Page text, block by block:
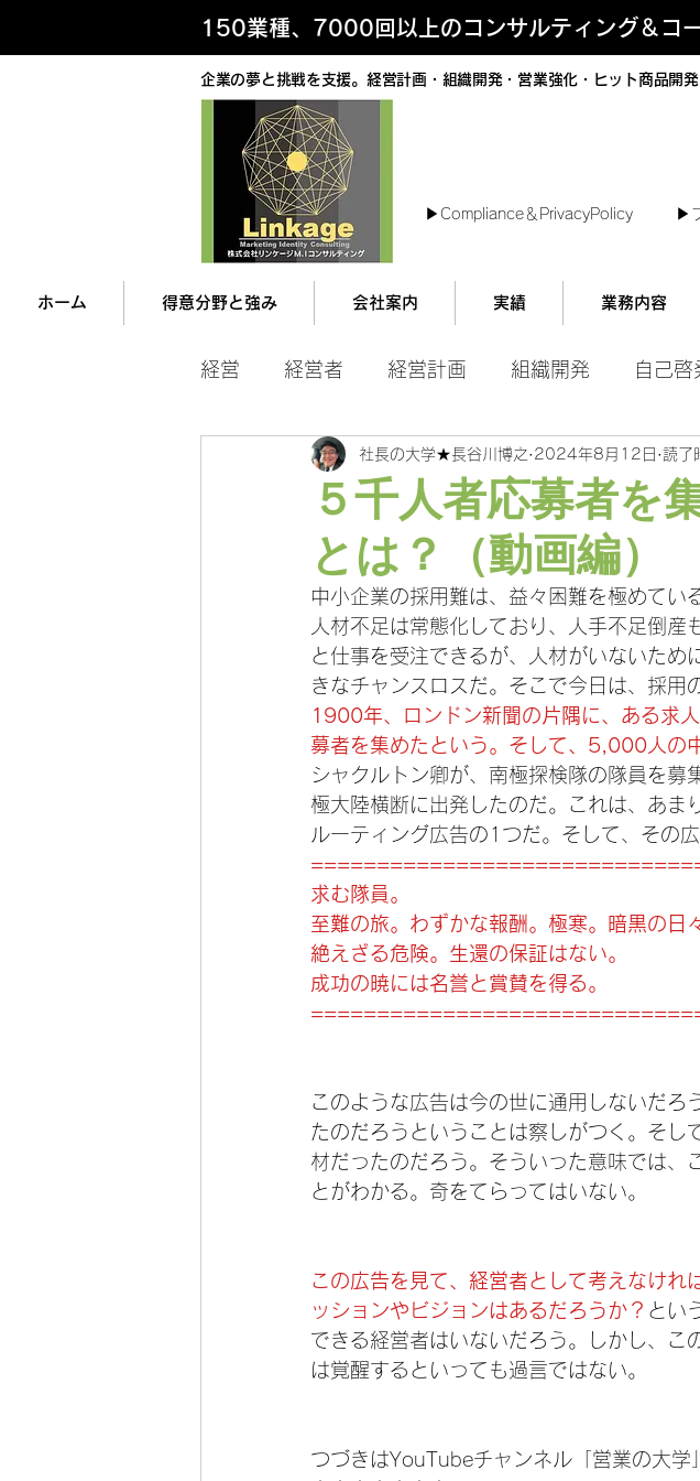
150業種、7000回以上のコンサルティング＆コ
企業の夢と挑戦を支援。経営計画・組織開発・営業強化・ヒット商品開
▶︎Compliance＆PrivacyPolicy ▶︎
ホーム 得意分野と強み 会社案内 実績 業務内容
経営 経営者 経営計画 組織開発 自己啓
マネジメント 営業ツール
５千人者応募者を
とは？（動画編）
社長の大学★長谷川博之 2024年8月12日 読了
中小企業の採用難は、益々困難を極めてい
人材不足は常態化しており、人手不足倒
と仕事を受注できるが、人材がいないため
きなチャンスロスだ。そこで今日は、採用
1900年、ロンドン新聞の片隅に、ある求
募者を集めたという。そして、5,000人の
シャクルトン卿が、南極探検隊の隊員を
極大陸横断に出発したのだ。これは、あま
ルーティング広告の1つだ。そして、その
求む隊員。
至難の旅。わずかな報酬。極寒。暗黒の日
絶えざる危険。生還の保証はない。
成功の暁には名誉と賞賛を得る。
このような広告は今の世に通用しないだろ
たのだろうということは察しがつく。そし
材だったのだろう。そういった意味では、
とがわかる。奇をてらってはいない。
この広告を見て、経営者として考えなけれ
ッションやビジョンはあるだろうか？ とい
できる経営者はいないだろう。しかし、こ
は覚醒するといっても過言ではない。
つづきはYouTubeチャンネル「営業の大学